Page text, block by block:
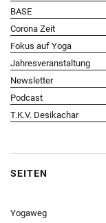
BASE
Corona Zeit
Fokus auf Yoga
Jahresveranstaltung
Newsletter
Podcast
T.K.V. Desikachar
SEITEN
Yogaweg